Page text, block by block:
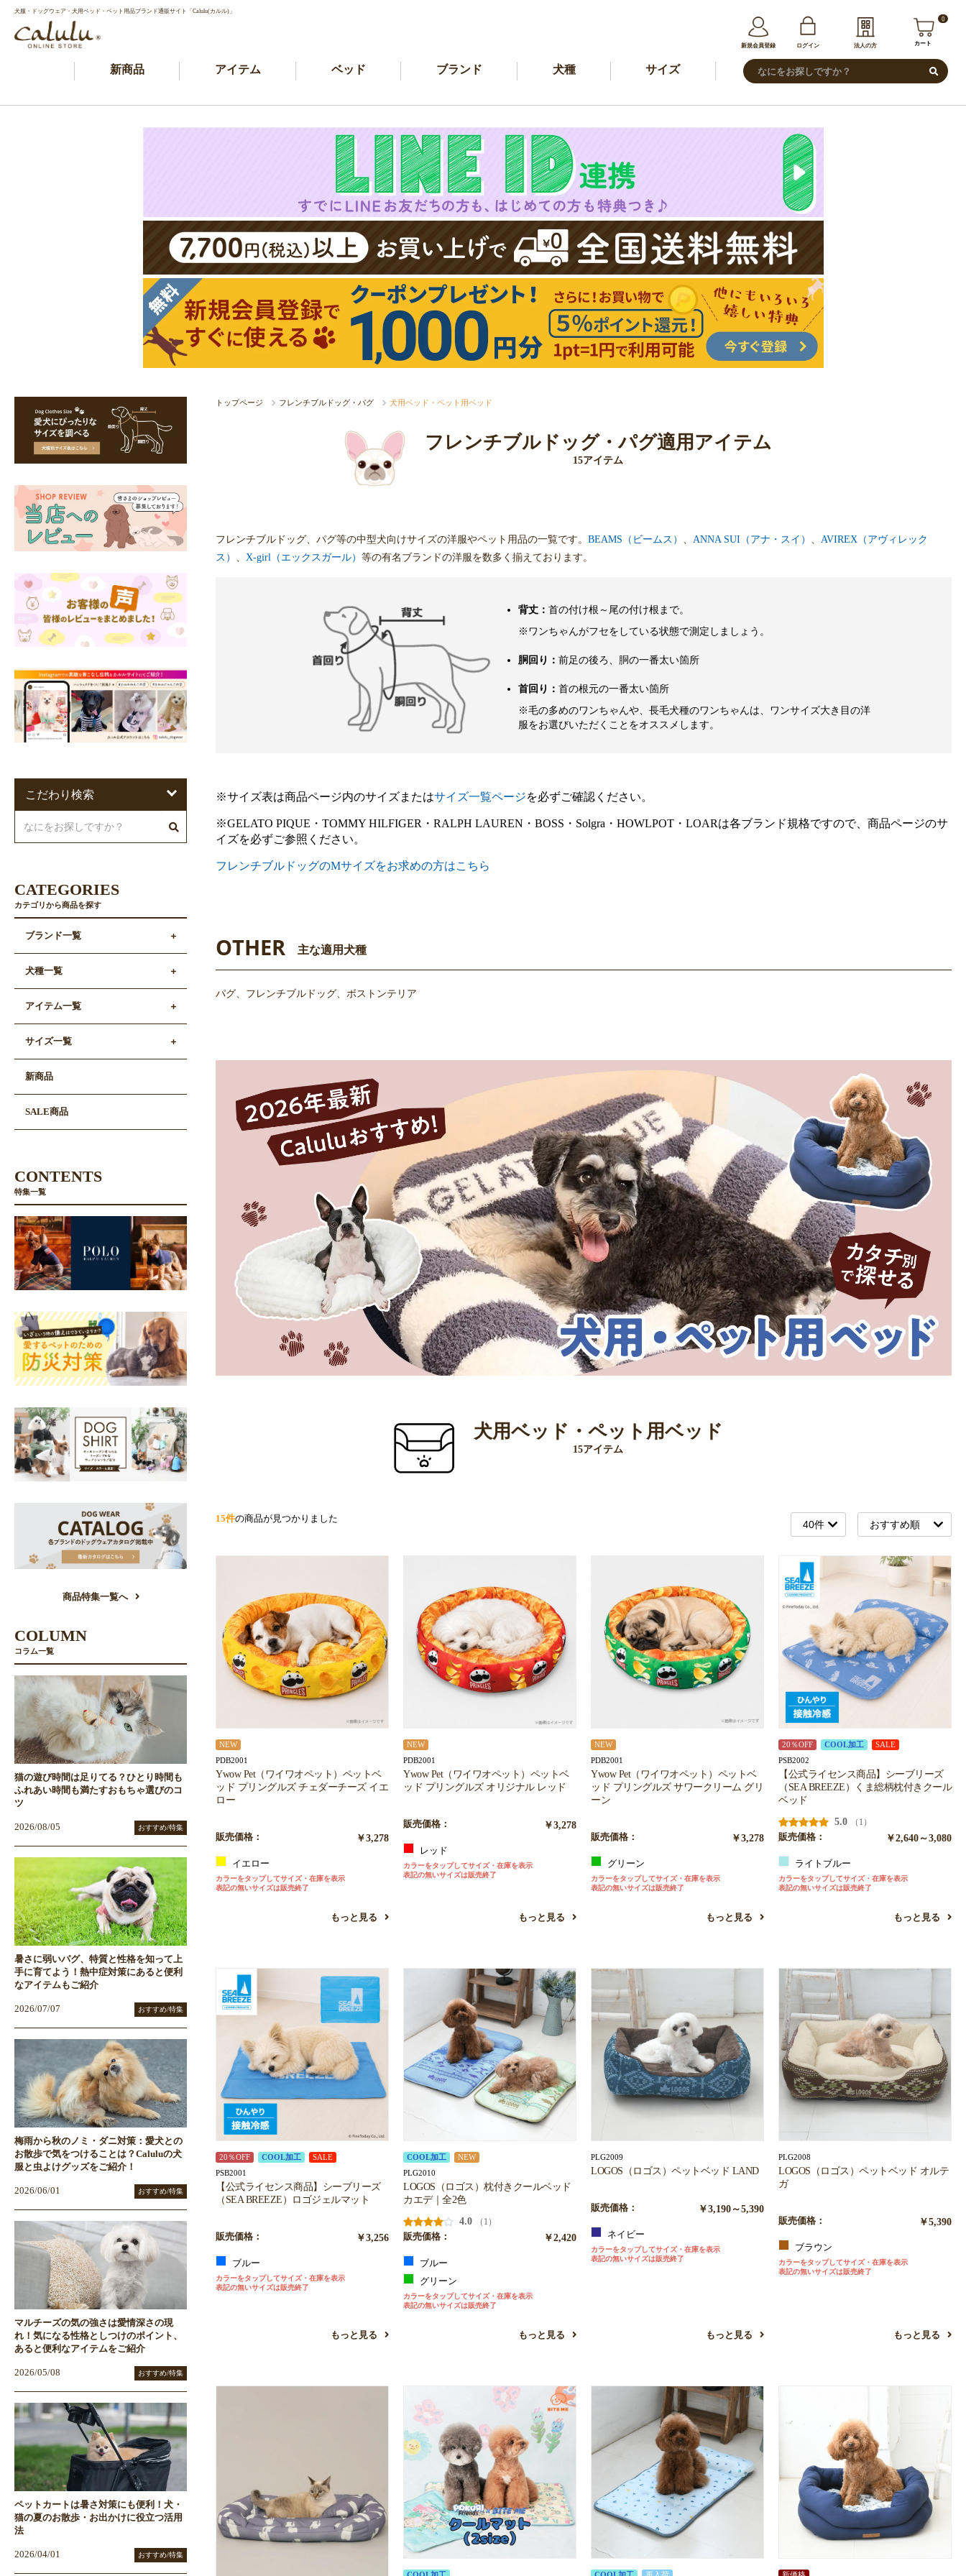
犬服・ドッグウェア・犬用ベッド・ペット用品ブランド通販サイト「Calulu(カルル)」
新規会員登録 ログイン 法人の方
0
カート
新商品 アイテム ベッド ブランド 犬種 サイズ
トップページ フレンチブルドッグ・パグ 犬用ベッド・ペット用ベッド
フレンチブルドッグ・パグ適用アイテム
15アイテム
フレンチブルドッグ、パグ等の中型犬向けサイズの洋服やペット用品の一覧です。 BEAMS（ビームス） 、 ANNA SUI（アナ・スイ） 、 AVIREX（アヴィレック
ス） 、 X-girl（エックスガール） 等の有名ブランドの洋服を数多く揃えております。
背丈： 首の付け根～尾の付け根まで。
※ワンちゃんがフセをしている状態で測定しましょう。
胴回り： 前足の後ろ、胴の一番太い箇所
首回り： 首の根元の一番太い箇所
※毛の多めのワンちゃんや、長毛犬種のワンちゃんは、ワンサイズ大き目の洋
服をお選びいただくことをオススメします。
※サイズ表は商品ページ内のサイズまたはサイズ一覧ページを必ずご確認ください。
※GELATO PIQUE・TOMMY HILFIGER・RALPH LAUREN・BOSS・Solgra・HOWLPOT・LOARは各ブランド規格ですので、商品ページのサ
イズを必ずご参照ください。
フレンチブルドッグのMサイズをお求めの方はこちら
OTHER 主な適用犬種
パグ、フレンチブルドッグ、ボストンテリア
犬用ベッド・ペット用ベッド
15アイテム
15件の商品が見つかりました
NEW
PDB2001
Ywow Pet（ワイワオペット）ペットベ
ッド プリングルズ チェダーチーズ イエ
ロー
販売価格： ￥3,278
イエロー
カラーをタップしてサイズ・在庫を表示
表記の無いサイズは販売終了
もっと見る
NEW
PDB2001
Ywow Pet（ワイワオペット）ペットベ
ッド プリングルズ オリジナル レッド
販売価格： ￥3,278
レッド
カラーをタップしてサイズ・在庫を表示
表記の無いサイズは販売終了
もっと見る
NEW
PDB2001
Ywow Pet（ワイワオペット）ペットベ
ッド プリングルズ サワークリーム グリ
ーン
販売価格： ￥3,278
グリーン
カラーをタップしてサイズ・在庫を表示
表記の無いサイズは販売終了
もっと見る
20％OFF COOL加工 SALE
PSB2002
【公式ライセンス商品】シーブリーズ
（SEA BREEZE）くま総柄枕付きクール
ベッド
5.0
（1）
販売価格：
￥2,640～3,080
ライトブルー
カラーをタップしてサイズ・在庫を表示
表記の無いサイズは販売終了
もっと見る
20％OFF COOL加工 SALE
PSB2001
【公式ライセンス商品】シーブリーズ
（SEA BREEZE）ロゴジェルマット
販売価格： ￥3,256
ブルー
カラーをタップしてサイズ・在庫を表示
表記の無いサイズは販売終了
もっと見る
COOL加工 NEW
PLG2010
LOGOS（ロゴス）枕付きクールベッド
カエデ｜全2色
4.0
（1）
販売価格：
￥2,420
ブルー
グリーン
カラーをタップしてサイズ・在庫を表示
表記の無いサイズは販売終了
もっと見る
PLG2009
LOGOS（ロゴス）ペットベッド LAND
販売価格： ￥3,190～5,390
ネイビー
カラーをタップしてサイズ・在庫を表示
表記の無いサイズは販売終了
もっと見る
PLG2008
LOGOS（ロゴス）ペットベッド オルテ
ガ
販売価格： ￥5,390
ブラウン
カラーをタップしてサイズ・在庫を表示
表記の無いサイズは販売終了
もっと見る
お買い物を続ける カートへ進む
こだわり検索
CATEGORIES
カテゴリから商品を探す
ブランド一覧
犬種一覧
アイテム一覧
サイズ一覧
新商品
SALE商品
CONTENTS
特集一覧
商品特集一覧へ
COLUMN
コラム一覧
猫の遊び時間は足りてる？ひとり時間も
ふれあい時間も満たすおもちゃ選びのコ
ツ
2026/08/05 おすすめ/特集
暑さに弱いパグ、特質と性格を知って上
手に育てよう！熱中症対策にあると便利
なアイテムもご紹介
2026/07/07 おすすめ/特集
梅雨から秋のノミ・ダニ対策：愛犬との
お散歩で気をつけることは？Caluluの犬
服と虫よけグッズをご紹介！
2026/06/01 おすすめ/特集
マルチーズの気の強さは愛情深さの現
れ！気になる性格としつけのポイント、
あると便利なアイテムをご紹介
2026/05/08 おすすめ/特集
ペットカートは暑さ対策にも便利！犬・
猫の夏のお散歩・お出かけに役立つ活用
法
2026/04/01 おすすめ/特集